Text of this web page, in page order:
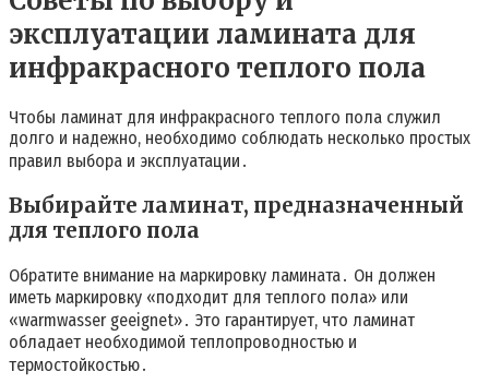
эксплуатации ламината для
инфракрасного теплого пола
Чтобы ламинат для инфракрасного теплого пола служил
долго и надежно, необходимо соблюдать несколько простых
правил выбора и эксплуатации․
Выбирайте ламинат, предназначенный
для теплого пола
Обратите внимание на маркировку ламината․ Он должен
иметь маркировку «подходит для теплого пола» или
«warmwasser geeignet»․ Это гарантирует, что ламинат
обладает необходимой теплопроводностью и
термостойкостью․